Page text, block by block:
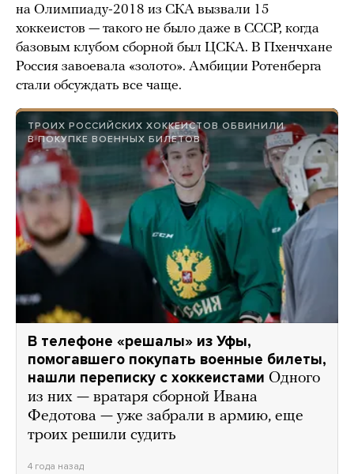
на Олимпиаду-2018 из СКА вызвали 15
хоккеистов — такого не было даже в СССР, когда
базовым клубом сборной был ЦСКА. В Пхенчхане
Россия завоевала «золото». Амбиции Ротенберга
стали обсуждать все чаще.
ТРОИХ РОССИЙСКИХ ХОККЕИСТОВ ОБВИНИЛИ
В ПОКУПКЕ ВОЕННЫХ БИЛЕТОВ
В телефоне «решалы» из Уфы,
помогавшего покупать военные билеты,
нашли переписку с хоккеистами Одного
из них — вратаря сборной Ивана
Федотова — уже забрали в армию, еще
троих решили судить
4 года назад